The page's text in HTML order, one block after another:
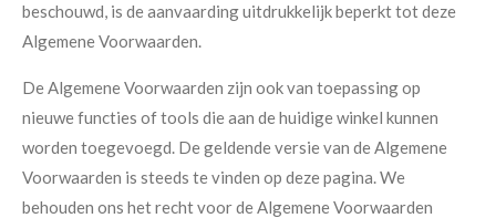
beschouwd, is de aanvaarding uitdrukkelijk beperkt tot deze
Algemene Voorwaarden.
De Algemene Voorwaarden zijn ook van toepassing op
nieuwe functies of tools die aan de huidige winkel kunnen
worden toegevoegd. De geldende versie van de Algemene
Voorwaarden is steeds te vinden op deze pagina. We
behouden ons het recht voor de Algemene Voorwaarden